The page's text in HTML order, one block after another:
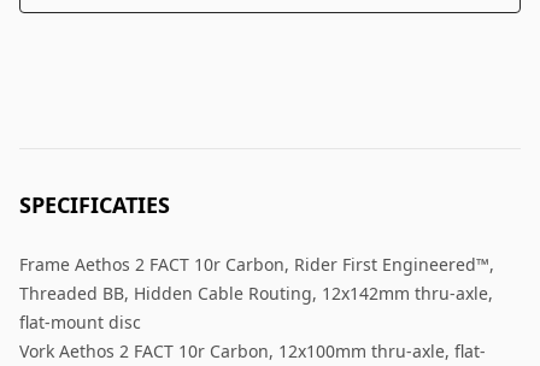
SPECIFICATIES
Frame Aethos 2 FACT 10r Carbon, Rider First Engineered™,
Threaded BB, Hidden Cable Routing, 12x142mm thru-axle,
flat-mount disc
Vork Aethos 2 FACT 10r Carbon, 12x100mm thru-axle, flat-